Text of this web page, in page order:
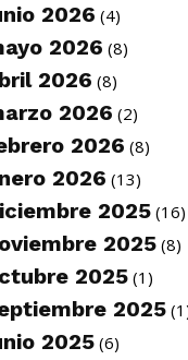
2026 (4)
2026 (8)
2026 (8)
2026 (2)
2026 (8)
2026 (13)
2025(16)
2025(8)
2025(1)
2025
2025(6)